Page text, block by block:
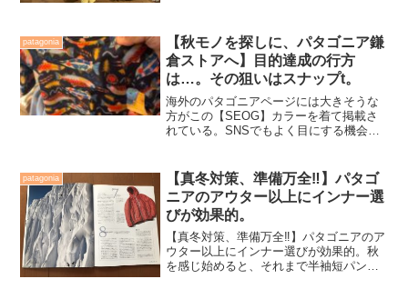
直し、近所にあるパタゴニア鎌倉ストア
に顔を出してきた。コロ...
patagonia
【秋モノを探しに、パタゴニア鎌
倉ストアへ】目的達成の行方
は…。その狙いはスナップt。
海外のパタゴニアページには大きそうな
方がこの【SEOG】カラーを着て掲載さ
れている。SNSでもよく目にする機会が
入荷連絡を待っているのですが、なかな
かメールが来ないのです。
patagonia
【真冬対策、準備万全‼️】パタゴ
ニアのアウター以上にインナー選
びが効果的。
【真冬対策、準備万全‼️】パタゴニアのア
ウター以上にインナー選びが効果的。秋
を感じ始めると、それまで半袖短パンで